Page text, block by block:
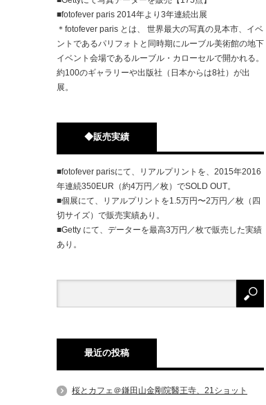
■fotofever paris 2014年より3年連続出展
＊fotofever paris とは、 世界最大の写真の見本市、イベ
ントであるパリフォトと同時期にルーブル美術館の地下
イベント会場であるルーブル・カローセルで開かれる。
約100のギャラリーや出版社（日本からは8社）が出
展。
◆販売実績
■fotofever parisにて、リアルプリントを、2015年2016
年連続350EUR（約4万円／枚）でSOLD OUT。
■個展にて、リアルプリントを1.5万円〜2万円／枚（四
切サイズ）で販売実績あり。
■Getty にて、データーを最高3万円／枚で販売した実績
あり。
最近の投稿
桜とカフェ＠鎌田山金剛院醫王寺、21ショット